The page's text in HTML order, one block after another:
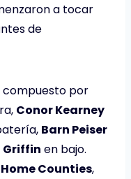
a tocar
de
compuesto por
Conor Kearney
Barn Peiser
Griffin en bajo.
Home Counties,